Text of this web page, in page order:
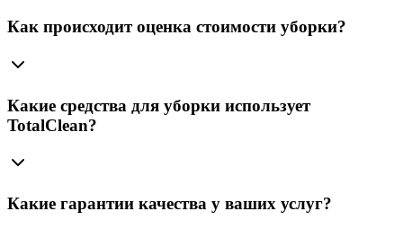
Как происходит оценка стоимости уборки?
Какие средства для уборки использует
TotalClean?
Какие гарантии качества у ваших услуг?